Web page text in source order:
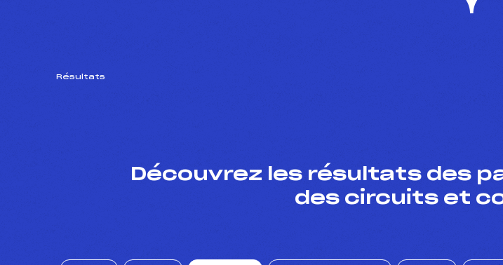
Résultats
Découvrez les résultats des
des circuits et